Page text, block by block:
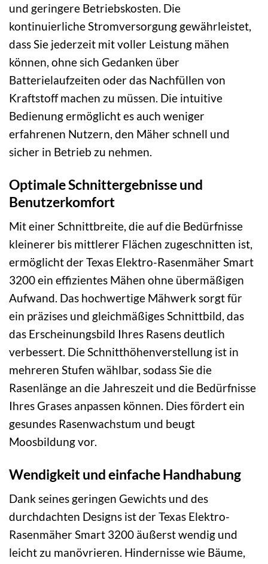
und geringere Betriebskosten. Die
kontinuierliche Stromversorgung gewährleistet,
dass Sie jederzeit mit voller Leistung mähen
können, ohne sich Gedanken über
Batterielaufzeiten oder das Nachfüllen von
Kraftstoff machen zu müssen. Die intuitive
Bedienung ermöglicht es auch weniger
erfahrenen Nutzern, den Mäher schnell und
sicher in Betrieb zu nehmen.
Optimale Schnittergebnisse und
Benutzerkomfort
Mit einer Schnittbreite, die auf die Bedürfnisse
kleinerer bis mittlerer Flächen zugeschnitten ist,
ermöglicht der Texas Elektro-Rasenmäher Smart
3200 ein effizientes Mähen ohne übermäßigen
Aufwand. Das hochwertige Mähwerk sorgt für
ein präzises und gleichmäßiges Schnittbild, das
das Erscheinungsbild Ihres Rasens deutlich
verbessert. Die Schnitthöhenverstellung ist in
mehreren Stufen wählbar, sodass Sie die
Rasenlänge an die Jahreszeit und die Bedürfnisse
Ihres Grases anpassen können. Dies fördert ein
gesundes Rasenwachstum und beugt
Moosbildung vor.
Wendigkeit und einfache Handhabung
Dank seines geringen Gewichts und des
durchdachten Designs ist der Texas Elektro-
Rasenmäher Smart 3200 äußerst wendig und
leicht zu manövrieren. Hindernisse wie Bäume,